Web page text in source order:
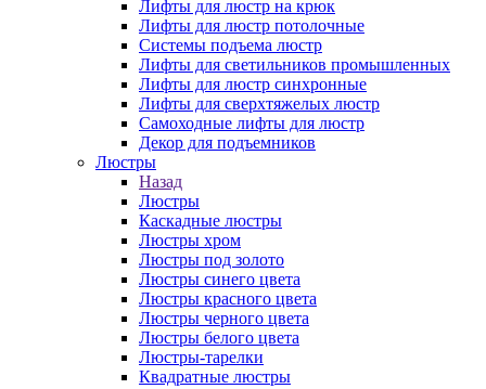
Лифты для люстр на крюк
Лифты для люстр потолочные
Системы подъема люстр
Лифты для светильников промышленных
Лифты для люстр синхронные
Лифты для сверхтяжелых люстр
Самоходные лифты для люстр
Декор для подъемников
Люстры
Назад
Люстры
Каскадные люстры
Люстры хром
Люстры под золото
Люстры синего цвета
Люстры красного цвета
Люстры черного цвета
Люстры белого цвета
Люстры-тарелки
Квадратные люстры